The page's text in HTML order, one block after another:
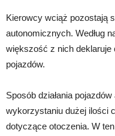
Kierowcy wciąż pozostają
autonomicznych. Według
większość z nich deklaruje
pojazdów.
Sposób działania
wykorzystaniu dużej ilości
dotyczące otoczenia. W